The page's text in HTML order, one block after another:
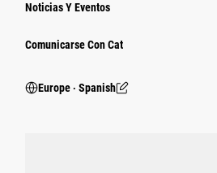
Noticias Y Eventos
Comunicarse Con Cat
Europe ‧ Spanish